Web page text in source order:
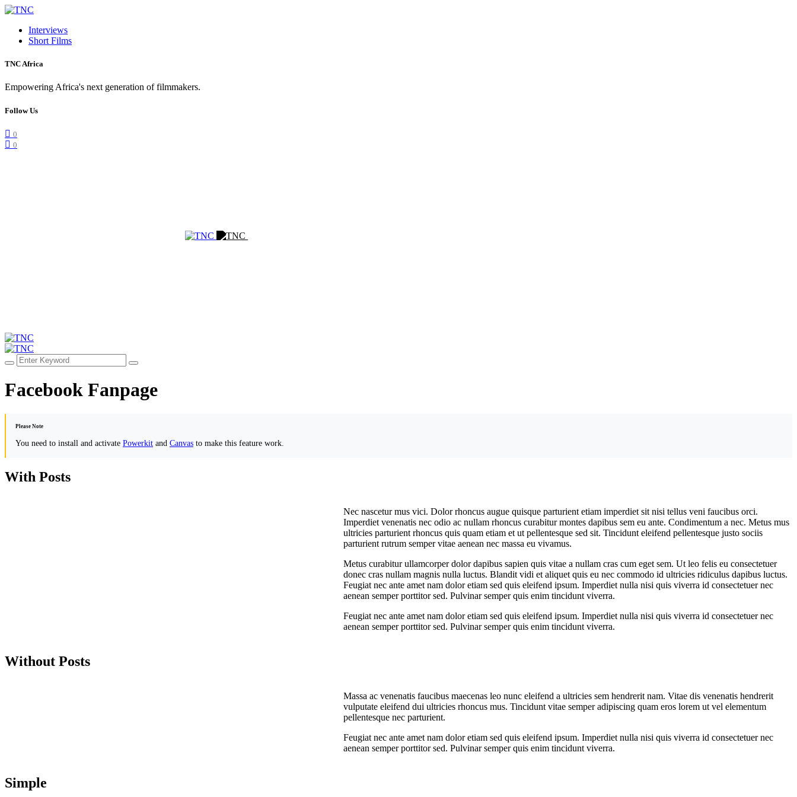
Interviews
Short Films
TNC Africa
Empowering Africa's next generation of filmmakers.
Follow Us
0
0
Facebook Fanpage
Please Note
You need to install and activate Powerkit and Canvas to make this feature work.
With Posts
Nec nascetur mus vici. Dolor rhoncus augue quisque parturient etiam imperdiet sit nisi tellus veni faucibus orci.
Imperdiet venenatis nec odio ac nullam rhoncus curabitur montes dapibus sem eu ante. Condimentum a nec. Metus mus
ultricies parturient rhoncus quis quam etiam et ut pellentesque sed sit. Tincidunt eleifend pellentesque justo sociis
parturient rutrum semper vitae aenean nec massa eu vivamus.
Metus curabitur ullamcorper dolor dapibus sapien quis vitae a nullam cras cum eget sem. Ut leo felis eu consectetuer
donec cras nullam magnis nulla luctus. Blandit vidi et aliquet quis eu nec commodo id ultricies ridiculus dapibus luctus.
Feugiat nec ante amet nam dolor etiam sed quis eleifend ipsum. Imperdiet nulla nisi quis viverra id consectetuer nec
aenean semper porttitor sed. Pulvinar semper quis enim tincidunt viverra.
Feugiat nec ante amet nam dolor etiam sed quis eleifend ipsum. Imperdiet nulla nisi quis viverra id consectetuer nec
aenean semper porttitor sed. Pulvinar semper quis enim tincidunt viverra.
Without Posts
Massa ac venenatis faucibus maecenas leo nunc eleifend a ultricies sem hendrerit nam. Vitae dis venenatis hendrerit
vulputate eleifend dui ultricies rhoncus mus. Tincidunt vitae semper adipiscing quam eros lorem ut vel elementum
pellentesque nec parturient.
Feugiat nec ante amet nam dolor etiam sed quis eleifend ipsum. Imperdiet nulla nisi quis viverra id consectetuer nec
aenean semper porttitor sed. Pulvinar semper quis enim tincidunt viverra.
Simple